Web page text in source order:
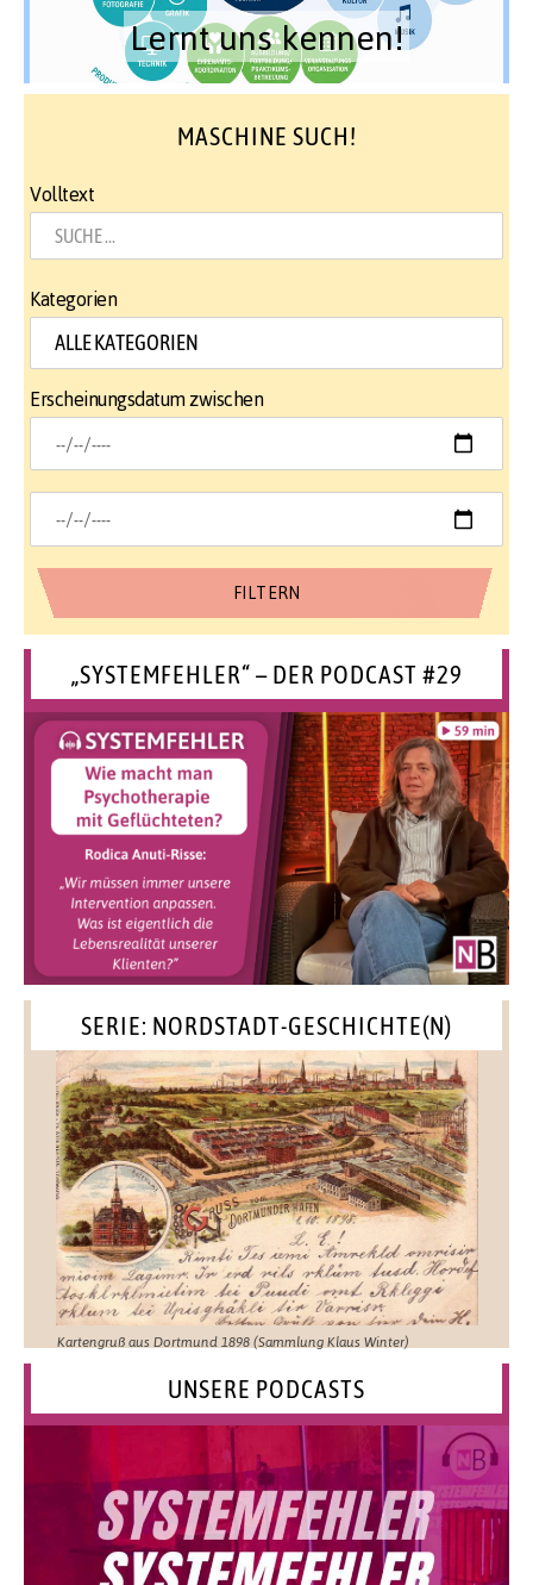
Lernt uns kennen!
MASCHINE SUCH!
Volltext
Kategorien
Erscheinungsdatum zwischen
„SYSTEMFEHLER“ – DER PODCAST #29
SERIE: NORDSTADT-GESCHICHTE(N)
Kartengruß aus Dortmund 1898 (Sammlung Klaus Winter)
UNSERE PODCASTS